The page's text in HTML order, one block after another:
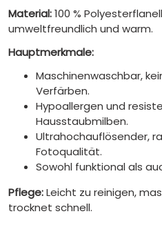
Material:100 %
umweltfreundlich und warm.
Hauptmerkmale:
Maschinenwaschbar,
Verfärben.
Hypoallergen und
Hausstaubmilben.
Ultrahochauflösender,
Fotoqualität.
Sowohl funktional als
Pflege:Leicht zu reinigen,
trocknet schnell.